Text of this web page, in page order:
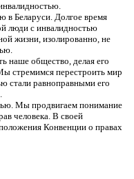
Беларуси. Долгое время
люди с инвалидностью
жизни, изолированно, не
наше общество, делая его
стремимся перестроить мир
стали равноправными его
Мы продвигаем понимание
человека. В своей
Конвенции о правах